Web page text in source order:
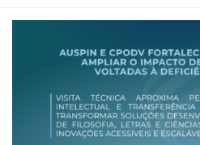
Polo Lorena
Polo Ribeirão Preto
Polo São Carlos
Programas
Bolsa 2025
Coordenação
Polos
Polo Capital